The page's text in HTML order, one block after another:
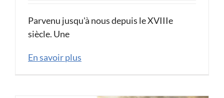
Parvenu jusqu'à nous depuis le XVIIIe
siècle. Une
En savoir plus